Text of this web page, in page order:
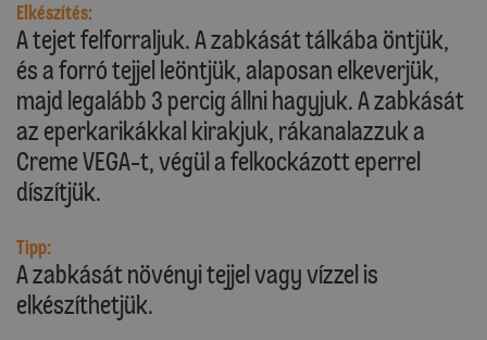
Elkészítés:
A tejet felforraljuk. A zabkását tálkába öntjük,
és a forró tejjel leöntjük, alaposan elkeverjük,
majd legalább 3 percig állni hagyjuk. A zabkását
az eperkarikákkal kirakjuk, rákanalazzuk a
Creme VEGA-t, végül a felkockázott eperrel
díszítjük.
Tipp:
A zabkását növényi tejjel vagy vízzel is
elkészíthetjük.